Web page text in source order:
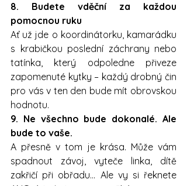
8. Budete vděční za každou
pomocnou ruku
Ať už jde o koordinátorku, kamarádku
s krabičkou poslední záchrany nebo
tatínka, který odpoledne přiveze
zapomenuté kytky – každý drobný čin
pro vás v ten den bude mít obrovskou
hodnotu.
9. Ne všechno bude dokonalé. Ale
bude to vaše.
A přesně v tom je krása. Může vám
spadnout závoj, vyteče linka, dítě
zakřičí při obřadu… Ale vy si řeknete